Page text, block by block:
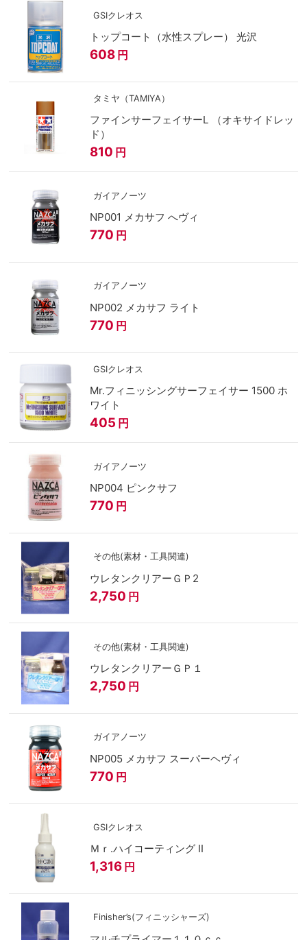
GSIクレオス
トップコート（水性スプレー） 光沢
608 円
タミヤ（TAMIYA）
ファインサーフェイサーL （オキサイドレッ
ド）
810 円
ガイアノーツ
NP001 メカサフ へヴィ
770 円
ガイアノーツ
NP002 メカサフ ライト
770 円
GSIクレオス
Mr.フィニッシングサーフェイサー 1500 ホ
ワイト
405 円
ガイアノーツ
NP004 ピンクサフ
770 円
その他(素材・工具関連)
ウレタンクリアーＧＰ2
2,750 円
その他(素材・工具関連)
ウレタンクリアーＧＰ１
2,750 円
ガイアノーツ
NP005 メカサフ スーパーヘヴィ
770 円
GSIクレオス
Ｍｒ.ハイコーティング II
1,316 円
Finisher’s(フィニッシャーズ)